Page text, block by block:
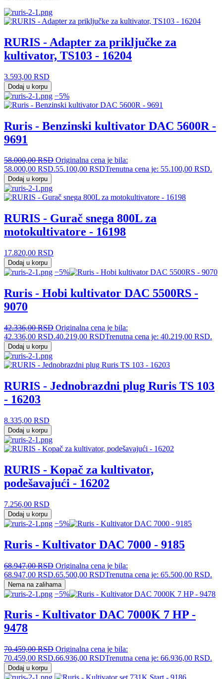
RURIS - Adapter za priključke za
kultivator, TS103 - 16204
3.593,00 RSD
Dodaj u korpu
−5%
Ruris - Benzinski kultivator DAC 5600R -
9691
58.000,00RSD Originalna cena je bila:
58.000,00 RSD.55.100,00 RSDTrenutna cena je: 55.100,00 RSD.
Dodaj u korpu
RURIS - Gurač snega 800L za
motokultivatore - 16198
17.820,00 RSD
Dodaj u korpu
−5%
Ruris - Hobi kultivator DAC 5500RS -
9070
42.336,00RSD Originalna cena je bila:
42.336,00 RSD.40.219,00 RSDTrenutna cena je: 40.219,00 RSD.
Dodaj u korpu
RURIS - Jednobrazdni plug Ruris TS 103
- 16203
8.335,00 RSD
Dodaj u korpu
RURIS - Kopač za kultivator,
podešavajući - 16202
7.256,00 RSD
Dodaj u korpu
−5%
Ruris - Kultivator DAC 7000 - 9185
68.947,00RSD Originalna cena je bila:
68.947,00 RSD.65.500,00 RSDTrenutna cena je: 65.500,00 RSD.
Nema na zalihama
−5%
Ruris - Kultivator DAC 7000K 7 HP -
9478
70.459,00RSD Originalna cena je bila:
70.459,00 RSD.66.936,00 RSDTrenutna cena je: 66.936,00 RSD.
Dodaj u korpu